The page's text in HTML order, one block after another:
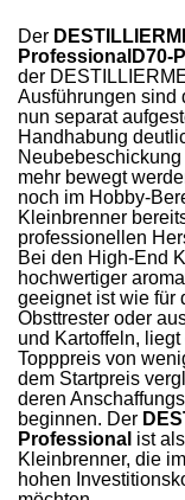
Der
ProfessionalD70-
der
Ausführungen sind
nun separat
Handhabung
mehr bewegt
noch im Hobby-
Kleinbrenner
professionellen
Bei den High-End
hochwertiger
geeignet ist wie für
Obsttrester oder
und Kartoffeln,
Topppreis von
dem Startpreis
deren
beginnen. Der
Professional ist
Kleinbrenner, die
hohen